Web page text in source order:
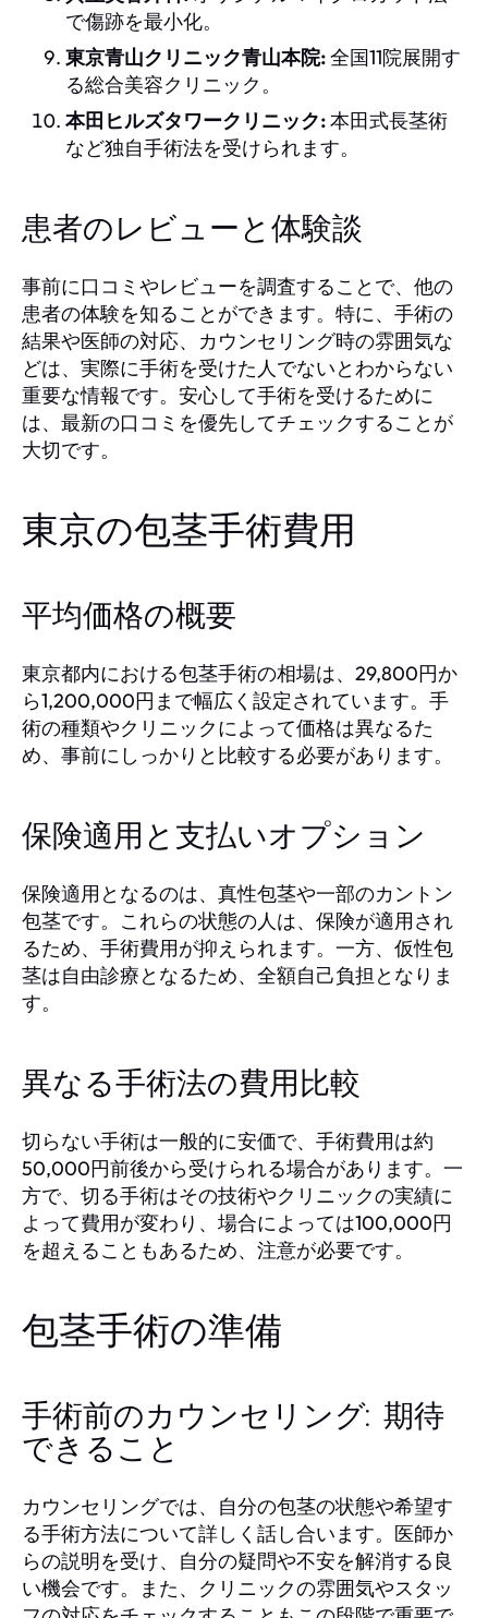
で傷跡を最小化。
東京青山クリニック青山本院:全国11院展開す
る総合美容クリニック。
本田ヒルズタワークリニック:本田式長茎術
など独自手術法を受けられます。
患者のレビューと体験談
事前に口コミやレビューを調査することで、他の
患者の体験を知ることができます。特に、手術の
結果や医師の対応、カウンセリング時の雰囲気な
どは、実際に手術を受けた人でないとわからない
重要な情報です。安心して手術を受けるために
は、最新の口コミを優先してチェックすることが
大切です。
東京の包茎手術費用
平均価格の概要
東京都内における包茎手術の相場は、29,800円か
ら1,200,000円まで幅広く設定されています。手
術の種類やクリニックによって価格は異なるた
め、事前にしっかりと比較する必要があります。
保険適用と支払いオプション
保険適用となるのは、真性包茎や一部のカントン
包茎です。これらの状態の人は、保険が適用され
るため、手術費用が抑えられます。一方、仮性包
茎は自由診療となるため、全額自己負担となりま
す。
異なる手術法の費用比較
切らない手術は一般的に安価で、手術費用は約
50,000円前後から受けられる場合があります。一
方で、切る手術はその技術やクリニックの実績に
よって費用が変わり、場合によっては100,000円
を超えることもあるため、注意が必要です。
包茎手術の準備
手術前のカウンセリング: 期待
できること
カウンセリングでは、自分の包茎の状態や希望す
る手術方法について詳しく話し合います。医師か
らの説明を受け、自分の疑問や不安を解消する良
い機会です。また、クリニックの雰囲気やスタッ